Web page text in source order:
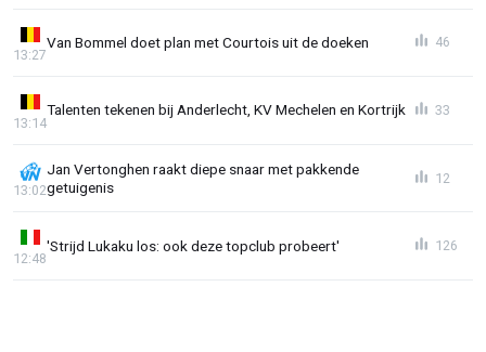
Van Bommel doet plan met Courtois uit de doeken
13:27
46
Talenten tekenen bij Anderlecht, KV Mechelen en Kortrijk
13:14
33
Jan Vertonghen raakt diepe snaar met pakkende
getuigenis
13:02
12
'Strijd Lukaku los: ook deze topclub probeert'
12:48
126